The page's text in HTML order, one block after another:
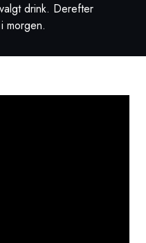
drink. Derefter
morgen.